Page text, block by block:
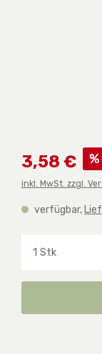
Verkaufspreis:
3,58 € %
inkl. MwSt. zzgl.
verfügbar,